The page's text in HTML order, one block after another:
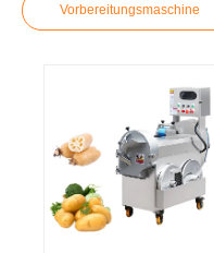
Vorbereitungsmaschine